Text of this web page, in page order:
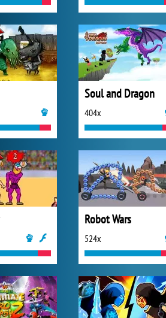
Soul and Dragon
404x
Robot Wars
524x